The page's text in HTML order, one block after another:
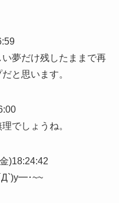
夢だけ残したままで再
と思います。
でしょうね。
)18:24:42
･~~